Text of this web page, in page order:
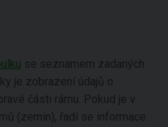
se seznamem zadaných
je zobrazení údajů o
části rámu. Pokud je v
(zemin), řadí se informace